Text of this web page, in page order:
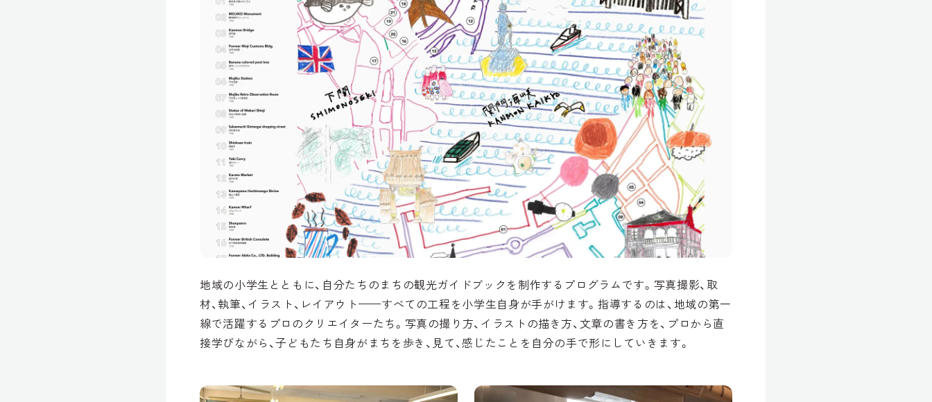
地域の小学生とともに、自分たちのまちの観光ガイドブックを制作するプログラムです。写真撮影、取
材、執筆、イラスト、レイアウト——すべての工程を小学生自身が手がけます。指導するのは、地域の第一
線で活躍するプロのクリエイターたち。写真の撮り方、イラストの描き方、文章の書き方を、プロから直
接学びながら、子どもたち自身がまちを歩き、見て、感じたことを自分の手で形にしていきます。